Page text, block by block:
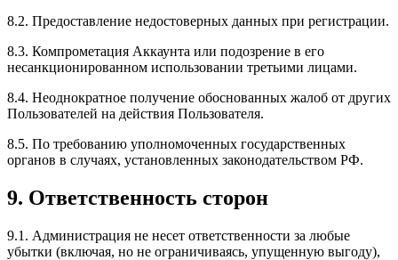
8.2. Предоставление недостоверных данных при регистрации.
8.3. Компрометация Аккаунта или подозрение в его
несанкционированном использовании третьими лицами.
8.4. Неоднократное получение обоснованных жалоб от других
Пользователей на действия Пользователя.
8.5. По требованию уполномоченных государственных
органов в случаях, установленных законодательством РФ.
9. Ответственность сторон
9.1. Администрация не несет ответственности за любые
убытки (включая, но не ограничиваясь, упущенную выгоду),